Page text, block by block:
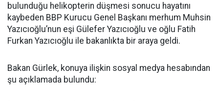
bulunduğu helikopterin düşmesi sonucu hayatını
kaybeden BBP Kurucu Genel Başkanı merhum Muhsin
Yazıcıoğlu’nun eşi Gülefer Yazıcıoğlu ve oğlu Fatih
Furkan Yazıcıoğlu ile bakanlıkta bir araya geldi.
Bakan Gürlek, konuya ilişkin sosyal medya hesabından
şu açıklamada bulundu: